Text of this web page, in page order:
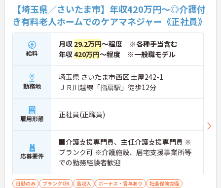
【埼玉県／さいたま市】年収420万円～◎介護付
き有料老人ホームでのケアマネジャー《正社員》
給料
月収 29.2万円～程度 ※各種手当含む
年収420万円～程度 ※一般職モデル
勤務地
埼玉県 さいたま市西区 土屋242-1
ＪＲ川越線「指扇駅」徒歩12分
雇用形態 正社員(正職員)
応募要件
■介護支援専門員、主任介護支援専門員 ※
ブランク可 ※介護施設、居宅支援事業所等
での勤務経験者歓迎
日勤のみ ブランクOK 高収入 ボーナス・賞与あり
社会保険完備